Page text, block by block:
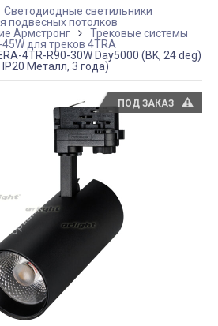
Светодиодные светильники
подвесных потолков
Армстронг
Трековые системы
45W для треков 4TRA
4TR-R90-30W Day5000 (BK, 24 deg)
IP20 Металл, 3 года)
ПОД ЗАКАЗ